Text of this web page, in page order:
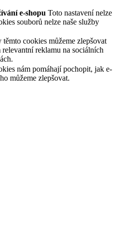
e-shopu Toto nastavení nelze
souborů nelze naše služby
cookies můžeme zlepšovat
reklamu na sociálních
nám pomáhají pochopit, jak e-
můžeme zlepšovat.